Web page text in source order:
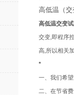
高低温（
高低温交变
交变,即程序
高,所以相关
*
一、我们希
二、在节省